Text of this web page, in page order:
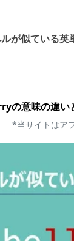
が似ている英
の意味の違い
*当サイトはア